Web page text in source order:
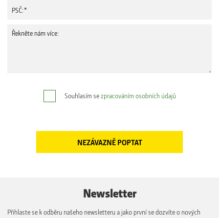
Souhlasím sezpracováním osobních údajů
Newsletter
Přihlaste se k odběru našeho newsletteru a jako první se dozvíte o nových